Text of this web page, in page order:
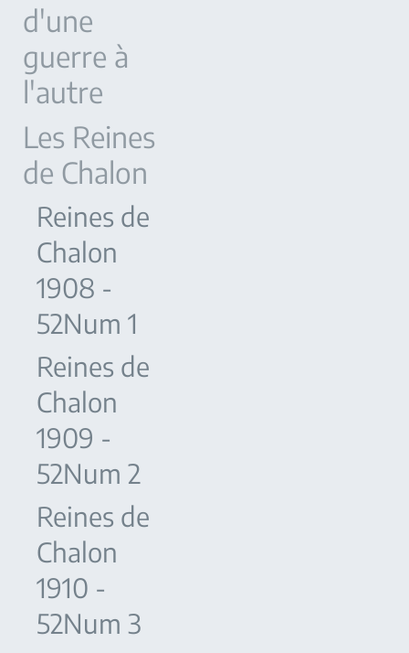
d'une
guerre à
l'autre
Les Reines
de Chalon
Reines de
Chalon
1908 -
52Num 1
Reines de
Chalon
1909 -
52Num 2
Reines de
Chalon
1910 -
52Num 3